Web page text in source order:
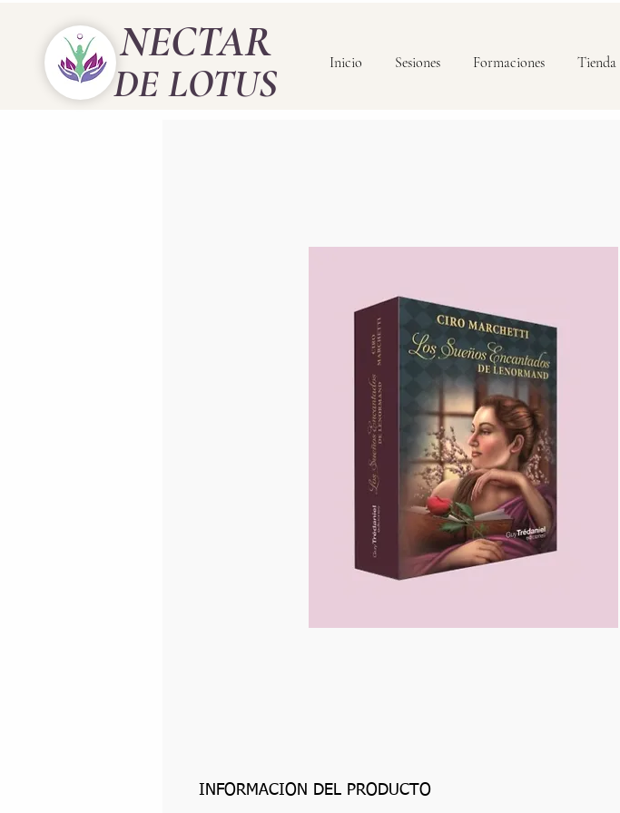
NECTAR
DE LOTUS Inicio Sesiones Formaciones Tienda
INFORMACIÓN DEL PRODUCTO